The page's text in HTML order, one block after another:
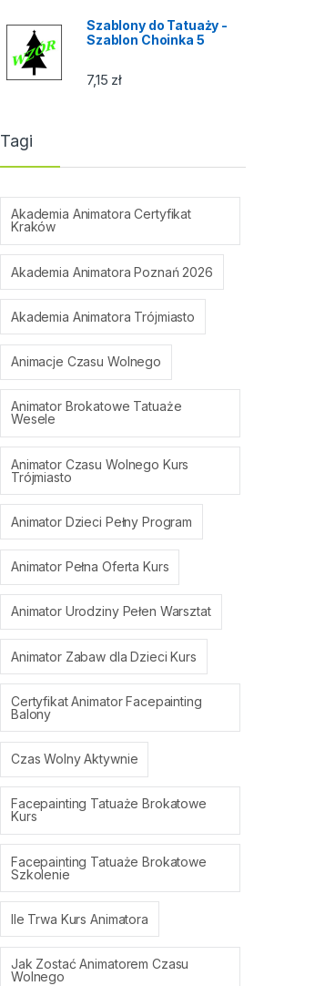
Szablony do Tatuaży -
Szablon Choinka 5
7,15 zł
Tagi
Akademia Animatora Certyfikat
Kraków
Akademia Animatora Poznań 2026
Akademia Animatora Trójmiasto
Animacje Czasu Wolnego
Animator Brokatowe Tatuaże
Wesele
Animator Czasu Wolnego Kurs
Trójmiasto
Animator Dzieci Pełny Program
Animator Pełna Oferta Kurs
Animator Urodziny Pełen Warsztat
Animator Zabaw dla Dzieci Kurs
Certyfikat Animator Facepainting
Balony
Czas Wolny Aktywnie
Facepainting Tatuaże Brokatowe
Kurs
Facepainting Tatuaże Brokatowe
Szkolenie
Ile Trwa Kurs Animatora
Jak Zostać Animatorem Czasu
Wolnego